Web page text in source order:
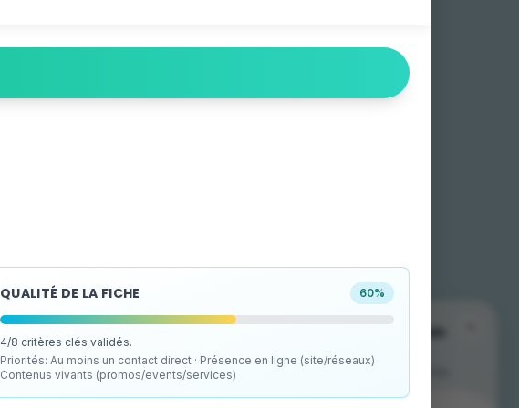
The mobile app is available on
your store!
Download it for free on your store to find the
QUALITÉ DE LA FICHE 60%
4/8 critères clés validés.
Priorités: Au moins un contact direct · Présence en ligne (site/réseaux) ·
Contenus vivants (promos/events/services)